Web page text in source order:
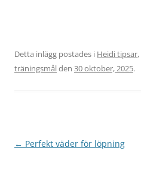
Detta inlägg postades i Heidi tipsar,
träningsmålden 30 oktober, 2025.
Inläggsnavigering
← Perfekt väder för löpning